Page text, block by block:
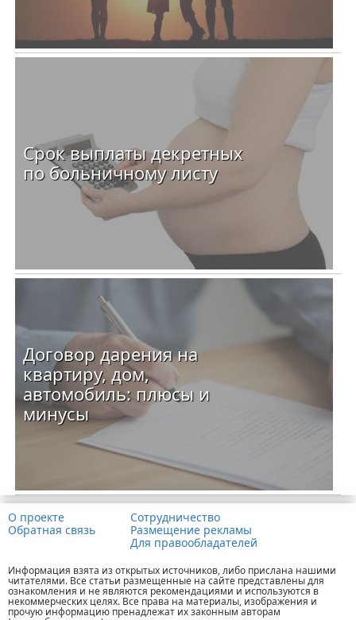
Срок выплаты декретных
по больничному листу
Договор дарения на
квартиру, дом,
автомобиль: плюсы и
минусы
О проекте
Обратная связь
Сотрудничество
Размещение рекламы
Для правообладателей
Информация взята из открытых источников, либо прислана нашими
читателями. Все статьи размещенные на сайте представлены для
ознакомления и не являются рекомендациями и используются в
некоммерческих целях. Все права на материалы, изображения и
прочую информацию пренадлежат их законным авторам